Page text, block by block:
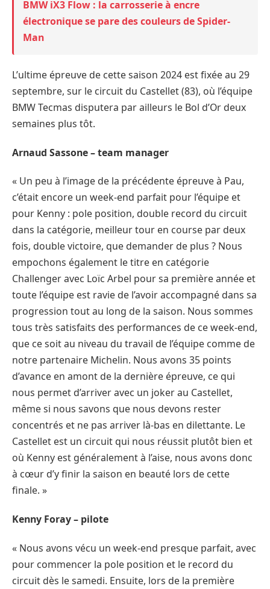
BMW iX3 Flow : la carrosserie à encre
électronique se pare des couleurs de Spider-
Man
L’ultime épreuve de cette saison 2024 est fixée au 29
septembre, sur le circuit du Castellet (83), où l’équipe
BMW Tecmas disputera par ailleurs le Bol d’Or deux
semaines plus tôt.
Arnaud Sassone – team manager
« Un peu à l’image de la précédente épreuve à Pau,
c’était encore un week-end parfait pour l’équipe et
pour Kenny : pole position, double record du circuit
dans la catégorie, meilleur tour en course par deux
fois, double victoire, que demander de plus ? Nous
empochons également le titre en catégorie
Challenger avec Loïc Arbel pour sa première année et
toute l’équipe est ravie de l’avoir accompagné dans sa
progression tout au long de la saison. Nous sommes
tous très satisfaits des performances de ce week-end,
que ce soit au niveau du travail de l’équipe comme de
notre partenaire Michelin. Nous avons 35 points
d’avance en amont de la dernière épreuve, ce qui
nous permet d’arriver avec un joker au Castellet,
même si nous savons que nous devons rester
concentrés et ne pas arriver là-bas en dilettante. Le
Castellet est un circuit qui nous réussit plutôt bien et
où Kenny est généralement à l’aise, nous avons donc
à cœur d’y finir la saison en beauté lors de cette
finale. »
Kenny Foray – pilote
« Nous avons vécu un week-end presque parfait, avec
pour commencer la pole position et le record du
circuit dès le samedi. Ensuite, lors de la première